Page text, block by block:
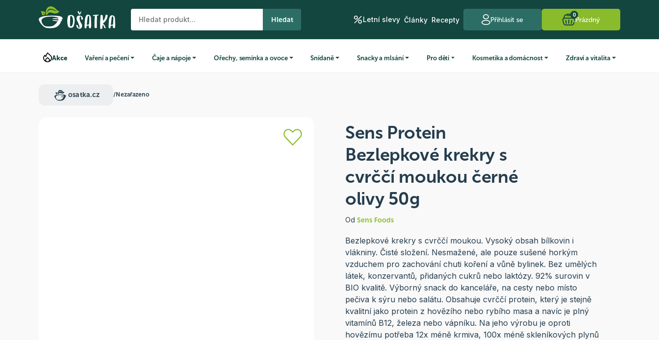
Hledat Letní slevy Články Recepty Přihlásit se
0
Prázdný
Akce Vaření a pečení Čaje a nápoje Ořechy, semínka a ovoce Snídaně Snacky a mlsání Pro děti Kosmetika a domácnost Zdraví a vitalita
osatka.cz /Nezařazeno
Sens Protein
Bezlepkové krekry s
cvrččí moukou černé
olivy 50g
Od Sens Foods
Bezlepkové krekry s cvrččí moukou. Vysoký obsah bílkovin i
vlákniny. Čisté složení. Nesmažené, ale pouze sušené horkým
vzduchem pro zachování chuti koření a vůně bylinek. Bez umělých
látek, konzervantů, přidaných cukrů nebo laktózy. 92% surovin v
BIO kvalitě. Výborný snack do kanceláře, na cesty nebo místo
pečiva k sýru nebo salátu. Obsahuje cvrččí protein, který je stejně
kvalitní jako protein z hovězího nebo rybího masa a navíc je plný
vitamínů B12, železa nebo vápníku. Na jeho výrobu je oproti
hovězímu potřeba 12x méně krmiva, 100x méně skleníkových plynů